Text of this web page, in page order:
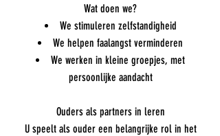
Wat doen we?
We stimuleren zelfstandigheid
We helpen faalangst verminderen
We werken in kleine groepjes, met
persoonlijke aandacht
Ouders als partners in leren
U speelt als ouder een belangrijke rol in het